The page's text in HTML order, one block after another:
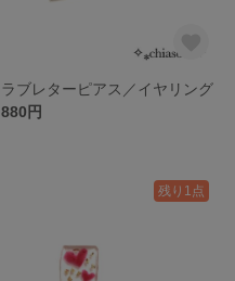
ラブレターピアス／イヤリング
880円
残り1点